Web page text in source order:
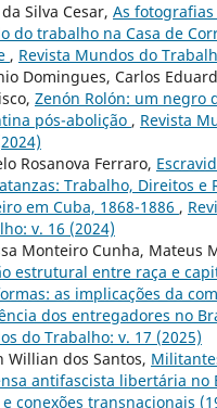
Silva Cesar, As fotografias
do trabalho na Casa de
, Revista Mundos do
Domingues, Carlos
Zenón Rolón: um negro
pós-abolição , Revista
Rosanova Ferraro,
Trabalho, Direitos e
em Cuba, 1868-1886 ,
v. 16 (2024)
Monteiro Cunha, Mateus
estrutural entre raça e
as implicações da
dos entregadores no
do Trabalho: v. 17 (2025)
Willian dos Santos,
antifascista libertária no
conexões transnacionais